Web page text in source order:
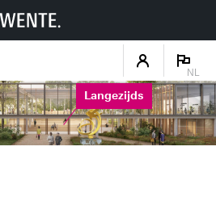
NL
Langezijds